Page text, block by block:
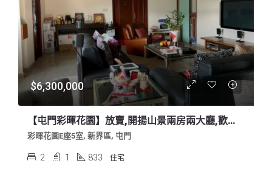
$6,300,000
【屯門彩暉花園】放賣,開揚山景兩房兩大廳,歡迎約睇:叫價$630萬
彩暉花園E座5室, 新界區, 屯門
2 1 833 住宅